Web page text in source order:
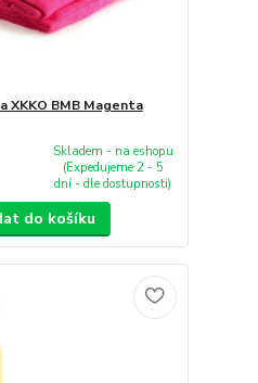
XKKO BMB Magenta
Skladem - na eshopu
(Expedujeme 2 - 5
dní - dle dostupnosti)
do košíku